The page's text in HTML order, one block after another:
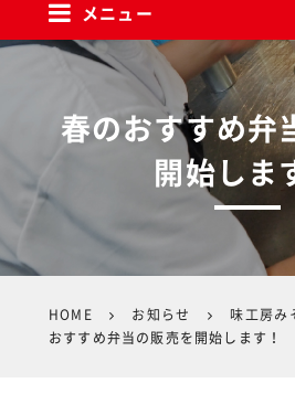
メニュー
春のおすすめ弁
開始しま
HOME お知らせ 味工房み
おすすめ弁当の販売を開始します！